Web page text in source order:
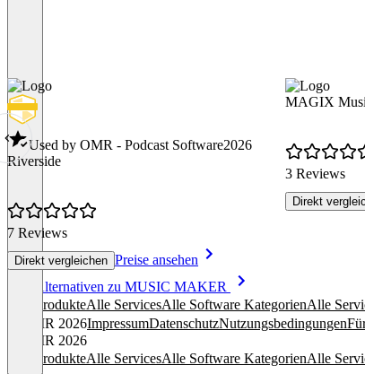
Used by OMR - Podcast Software2026
Riverside
7 Reviews
Direkt vergleichen Preise ansehen
MAGIX
3 Reviews
Direkt
Alle Alternativen zu MUSIC MAKER
Alle ProdukteAlle ServicesAlle Software KategorienAlle
© OMR 2026ImpressumDatenschutzNutzungsbedingungen
© OMR 2026
Alle ProdukteAlle ServicesAlle Software KategorienAlle